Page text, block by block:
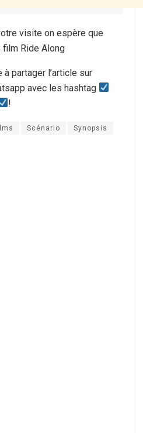
visite on espère que
film Ride Along
partager l’article sur
avec les hashtag
!
Scénario Synopsis